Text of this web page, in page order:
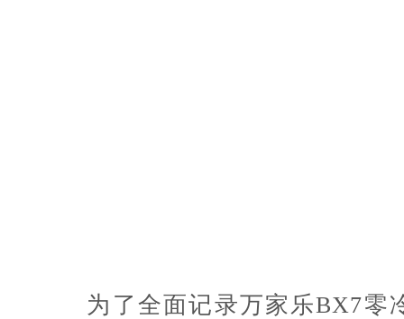
为了全面记录万家乐BX7零